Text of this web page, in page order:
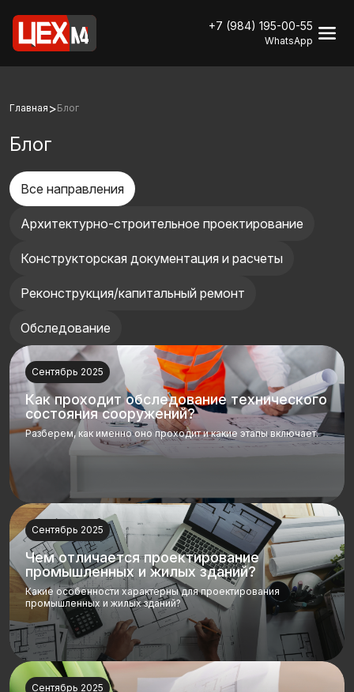
+7 (984) 195-00-55
WhatsApp
Главная >Блог
Блог
Все направления
Архитектурно-строительное проектирование
Конструкторская документация и расчеты
Реконструкция/капитальный ремонт
Обследование
Сентябрь 2025
Как проходит обследование технического
состояния сооружений?
Разберем, как именно оно проходит и какие этапы включает.
Сентябрь 2025
Чем отличается проектирование
промышленных и жилых зданий?
Какие особенности характерны для проектирования
промышленных и жилых зданий?
Сентябрь 2025